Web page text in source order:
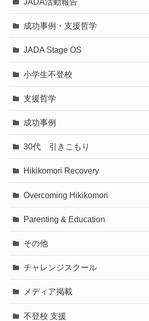
成功事例・支援哲学
JADA Stage OS
小学生不登校
支援哲学
成功事例
30代 引きこもり
Hikikomori Recovery
Overcoming Hikikomori
Parenting & Education
その他
チャレンジスクール
メディア掲載
不登校 支援